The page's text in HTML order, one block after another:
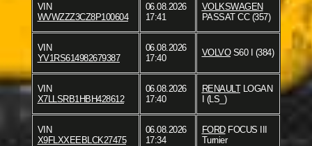
VIN
WVWZZZ3CZ8P100604
06.08.2026
17:41
VOLKSWAGEN
PASSAT CC (357)
VIN
YV1RS614982679387
06.08.2026
17:40
VOLVOS60 I (384)
VIN
X7LLSRB1HBH428612
06.08.2026
17:40
RENAULTLOGAN
I (LS_)
VIN
X9FLXXEEBLCK27475
06.08.2026
17:34
FORDFOCUS III
Turnier